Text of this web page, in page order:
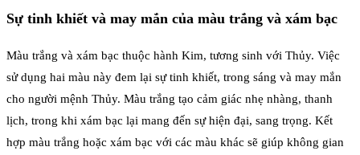
Sự tinh khiết và may mắn của màu trắng và xám bạc
Màu trắng và xám bạc thuộc hành Kim, tương sinh với Thủy. Việc
sử dụng hai màu này đem lại sự tinh khiết, trong sáng và may mắn
cho người mệnh Thủy. Màu trắng tạo cảm giác nhẹ nhàng, thanh
lịch, trong khi xám bạc lại mang đến sự hiện đại, sang trọng. Kết
hợp màu trắng hoặc xám bạc với các màu khác sẽ giúp không gian